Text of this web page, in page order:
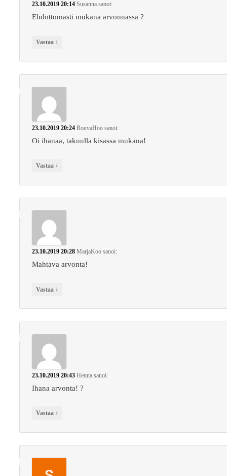
23.10.2019 20:14 Susanna sanoi:
Ehdottomasti mukana arvonnassa ?
Vastaa ↓
23.10.2019 20:24 RouvaHoo sanoi:
Oi ihanaa, takuulla kisassa mukana!
Vastaa ↓
23.10.2019 20:28 MarjaKoo sanoi:
Mahtava arvonta!
Vastaa ↓
23.10.2019 20:43 Henna sanoi:
Ihana arvonta! ?
Vastaa ↓